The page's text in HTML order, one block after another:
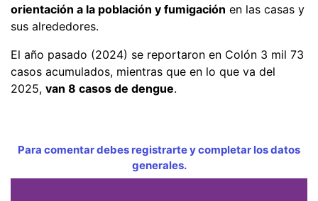
orientación a la población y fumigación en las casas y
sus alrededores.
El año pasado (2024) se reportaron en Colón 3 mil 73
casos acumulados, mientras que en lo que va del
2025, van 8 casos de dengue.
Para comentar debes registrarte y completar los datos
generales.